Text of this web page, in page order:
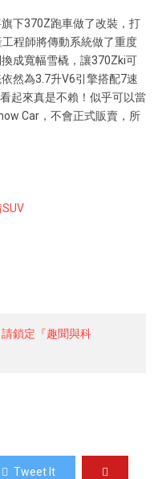
下370Z跑車做了改裝，打
程師將傳動系統做了重度
成寬幅雪橇，讓370Zki可
然為3.7升V6引擎搭配7速
起來真是不賴！似乎可以當
Car，不會正式販賣，所
鎖定『趣聞與科
Tweet It